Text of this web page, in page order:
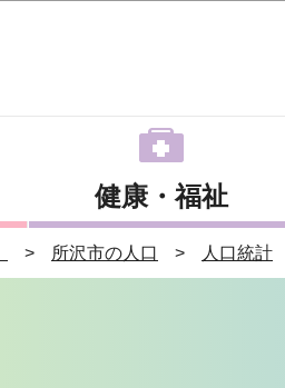
健康・福祉
所沢市の人口 人口統計